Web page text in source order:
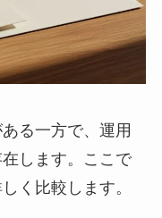
る一方で、運用
します。ここで
く比較します。